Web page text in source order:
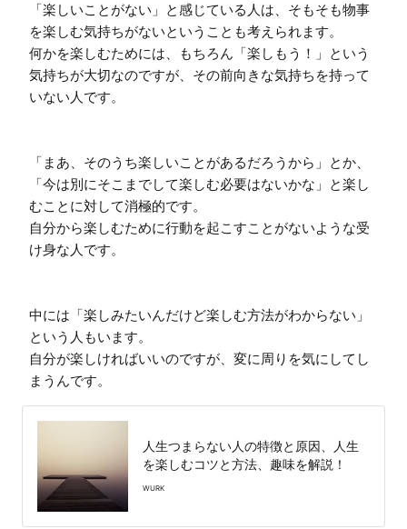
「楽しいことがない」と感じている人は、そもそも物事
を楽しむ気持ちがないということも考えられます。
何かを楽しむためには、もちろん「楽しもう！」という
気持ちが大切なのですが、その前向きな気持ちを持って
いない人です。
「まあ、そのうち楽しいことがあるだろうから」とか、
「今は別にそこまでして楽しむ必要はないかな」と楽し
むことに対して消極的です。
自分から楽しむために行動を起こすことがないような受
け身な人です。
中には「楽しみたいんだけど楽しむ方法がわからない」
という人もいます。
自分が楽しければいいのですが、変に周りを気にしてし
まうんです。
人生つまらない人の特徴と原因、人生
を楽しむコツと方法、趣味を解説！
WURK